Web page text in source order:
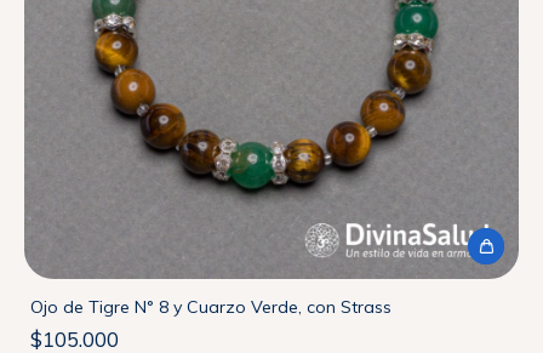
Ojo de Tigre N° 8 y Cuarzo Verde, con Strass
$105.000